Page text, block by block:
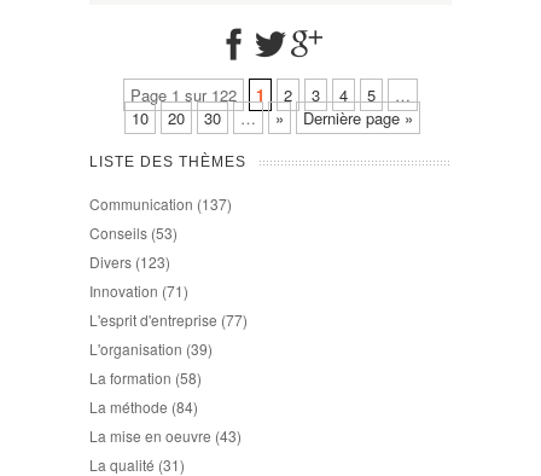
Page 1 sur 122 1 2 3 4 5
…
10
20 30 … » Dernière page »
LISTE DES THÈMES
Communication (137)
Conseils (53)
Divers (123)
Innovation (71)
L'esprit d'entreprise (77)
L'organisation (39)
La formation (58)
La méthode (84)
La mise en oeuvre (43)
La qualité (31)